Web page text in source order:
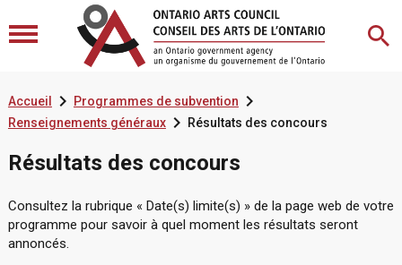
Accueil  Programmes de subvention
Renseignements généraux Résultats des concours
Résultats des concours
Consultez la rubrique « Date(s) limite(s) » de la page web de votre
programme pour savoir à quel moment les résultats seront
annoncés.